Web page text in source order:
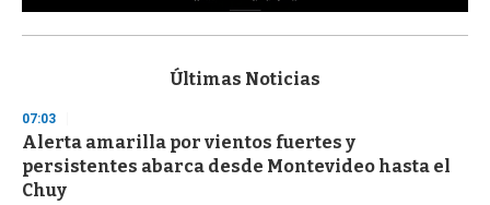
s
d
s
o
f
3
Últimas Noticias
07:03
Alerta amarilla por vientos fuertes y
persistentes abarca desde Montevideo hasta el
Chuy